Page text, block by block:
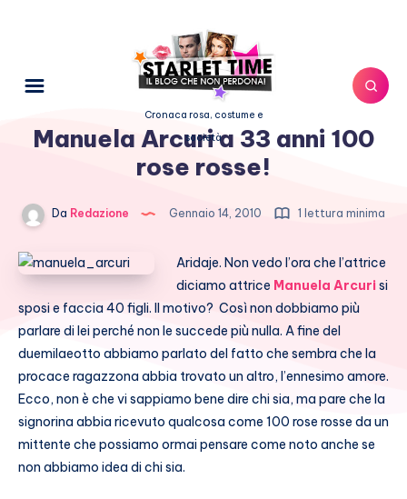
Cronaca rosa, costume e
società
Manuela Arcuri a 33 anni 100
rose rosse!
Da Redazione Gennaio 14, 2010 1 lettura minima
Aridaje. Non vedo l’ora che l’attrice
diciamo attrice Manuela Arcurisi
sposi e faccia 40 figli. Il motivo? Così non dobbiamo più
parlare di lei perché non le succede più nulla. A fine del
duemilaeotto abbiamo parlato del fatto che sembra che la
procace ragazzona abbia trovato un altro, l’ennesimo amore.
Ecco, non è che vi sappiamo bene dire chi sia, ma pare che la
signorina abbia ricevuto qualcosa come 100 rose rosse da un
mittente che possiamo ormai pensare come noto anche se
non abbiamo idea di chi sia.